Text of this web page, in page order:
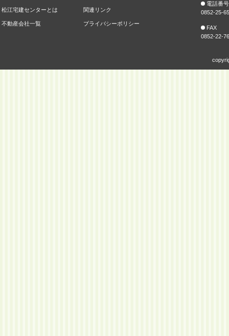
松江宅建センターとは
不動産会社一覧
関連リンク
プライバシーポリシー
電話番号
0852-25-
FAX
0852-22-